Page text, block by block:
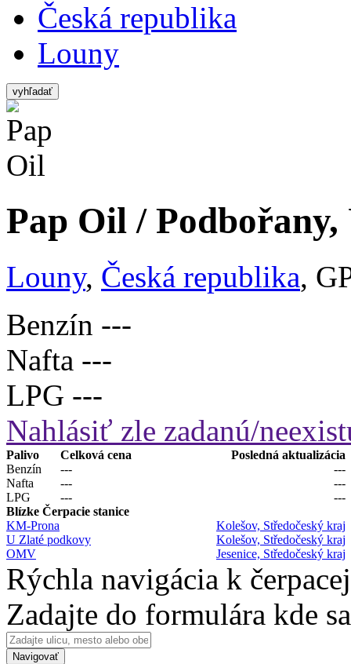
Česká republika
Louny
vyhľadať
Pap Oil /
Louny, Česká republika,
Benzín ---
Nafta ---
LPG ---
Nahlásiť zle zadanú/
Palivo Celková cena
Posledná aktualizácia
Benzín
---
---
Nafta
---
---
LPG
---
---
Blízke Čerpacie stanice
KM-Prona
Kolešov, Středočeský kraj
U Zlaté podkovy
Kolešov, Středočeský kraj
OMV
Jesenice, Středočeský kraj
Rýchla navigácia k
Zadajte do formulára kde
Navigovať